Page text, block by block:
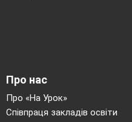
Про нас
Про «На Урок»
Співпраця закладів освіти